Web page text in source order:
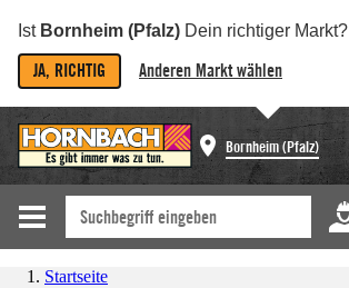
Ist Bornheim (Pfalz) Dein richtiger Markt?
JA, RICHTIG Anderen Markt wählen
Bornheim (Pfalz)
Startseite